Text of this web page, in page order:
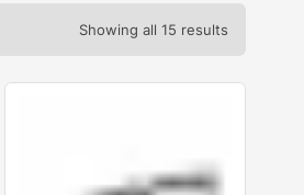
Showing all 15 results